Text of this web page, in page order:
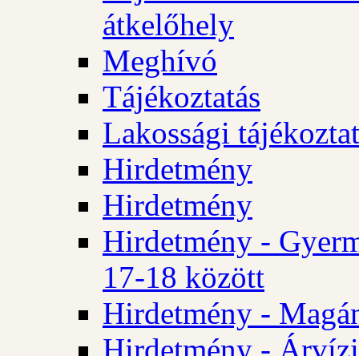
átkelőhely
Meghívó
Tájékoztatás
Lakossági
Hirdetmény
Hirdetmény
Hirdetmény -
17-18 között
Hirdetmény -